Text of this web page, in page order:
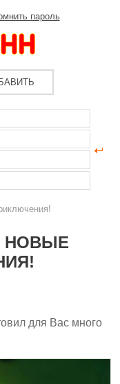
пароль
НОВЫЕ
для Вас много